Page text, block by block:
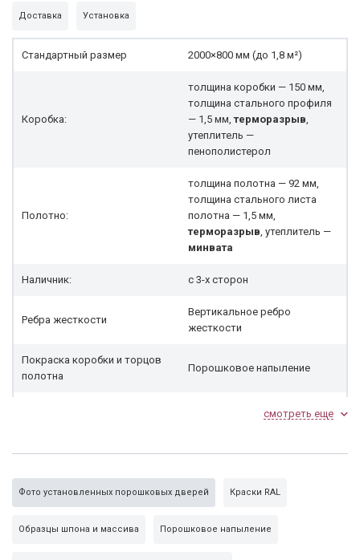
Доставка Установка
Стандартный размер 2000×800 мм (до 1,8 м²)
Коробка:
толщина коробки — 150 мм,
толщина стального профиля
— 1,5 мм,терморазрыв,
утеплитель —
пенополистерол
Полотно:
толщина полотна — 92 мм,
толщина стального листа
полотна — 1,5 мм,
терморазрыв, утеплитель —
минвата
Наличник: с 3-х сторон
Ребра жесткости
Вертикальное ребро
жесткости
Покраска коробки и торцов
полотна
Порошковое напыление
устройства
Резиновый уплотнитель 3 контура
Замок верхний
смотреть еще
Фото установленных порошковых дверей Краски RAL
Образцы шпона и массива Порошковое напыление